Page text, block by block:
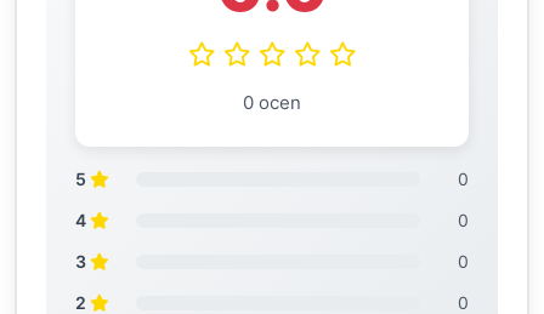
0 ocen
5
0
4
0
3
0
2
0